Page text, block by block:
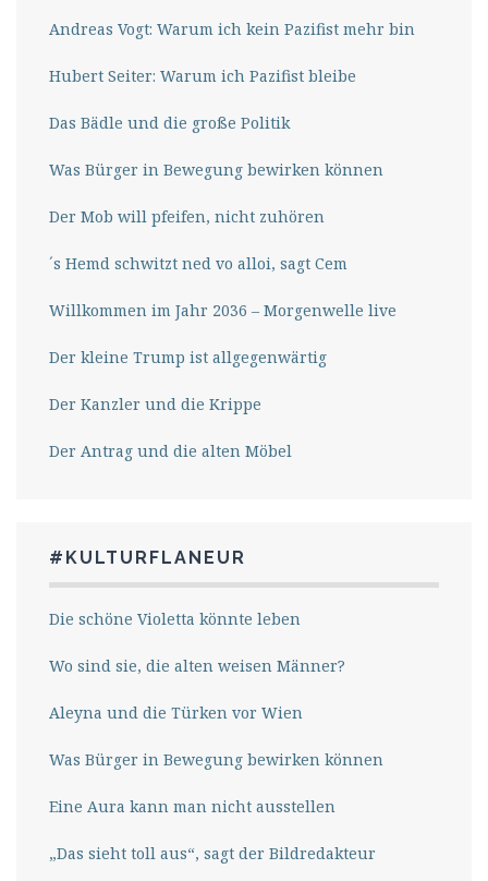
Andreas Vogt: Warum ich kein Pazifist mehr bin
Hubert Seiter: Warum ich Pazifist bleibe
Das Bädle und die große Politik
Was Bürger in Bewegung bewirken können
Der Mob will pfeifen, nicht zuhören
´s Hemd schwitzt ned vo alloi, sagt Cem
Willkommen im Jahr 2036 – Morgenwelle live
Der kleine Trump ist allgegenwärtig
Der Kanzler und die Krippe
Der Antrag und die alten Möbel
#KULTURFLANEUR
Die schöne Violetta könnte leben
Wo sind sie, die alten weisen Männer?
Aleyna und die Türken vor Wien
Was Bürger in Bewegung bewirken können
Eine Aura kann man nicht ausstellen
„Das sieht toll aus“, sagt der Bildredakteur